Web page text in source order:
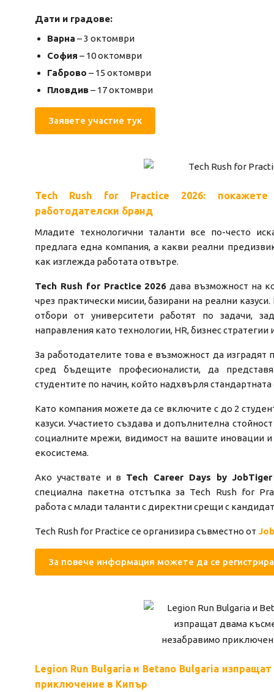
Дати и градове:
Варна – 3 октомври
София – 10 октомври
Габрово – 15 октомври
Пловдив– 17 октомври
Заявете участие тук
Tech Rush for Practice 2026:
работодателски бранд
Младите технологични таланти все по-често
предлага една компания, а какви реални
как изглежда работата отвътре.
Tech Rush for Practice 2026 дава възможност на
чрез практически мисии, базирани на реални
отбори от университети работят по задачи,
направления като технологии, HR, бизнес стратегии
За работодателите това е възможност да
сред бъдещите професионалисти, да
студентите по начин, който надхвърля
Като компания можете да се включите с до 2
казуси. Участието създава и допълнителна
социалните мрежи, видимост на вашите иновации
екосистема.
Ако участвате и в Tech Career Days by
специална пакетна отстъпка за Tech Rush for
работа с млади таланти с директни срещи с
Tech Rush for Practice се организира съвместно от
За повече информация можете да се
Legion Run Bulgaria и Betano Bulgaria
приключение в Кипър